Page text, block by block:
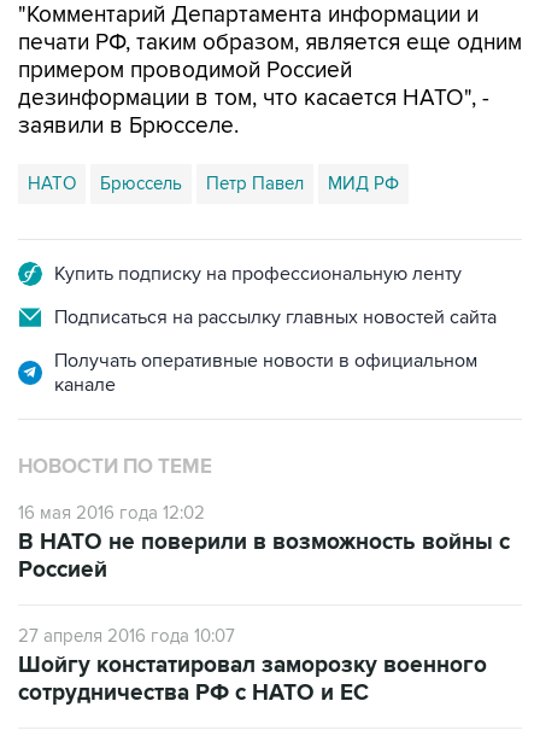
"Комментарий Департамента информации и
печати РФ, таким образом, является еще одним
примером проводимой Россией
дезинформации в том, что касается НАТО", -
заявили в Брюсселе.
НАТО Брюссель Петр Павел МИД РФ
Купить подписку на профессиональную ленту
Подписаться на рассылку главных новостей сайта
Получать оперативные новости в официальном
канале
НОВОСТИ ПО ТЕМЕ
16 мая 2016 года 12:02
В НАТО не поверили в возможность войны с
Россией
27 апреля 2016 года 10:07
Шойгу констатировал заморозку военного
сотрудничества РФ с НАТО и ЕС